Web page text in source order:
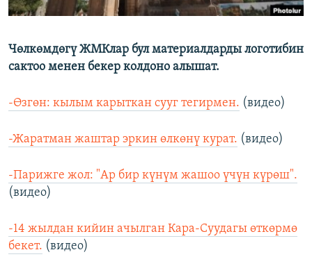
Чөлкөмдөгү ЖМКлар бул материалдарды логотибин
сактоо менен бекер колдоно алышат.
-Өзгөн: кылым карыткан сууг тегирмен. (видео)
-Жаратман жаштар эркин өлкөнү курат. (видео)
-Парижге жол: "Ар бир күнүм жашоо үчүн күрөш".
(видео)
-14 жылдан кийин ачылган Кара-Суудагы өткөрмө
бекет. (видео)